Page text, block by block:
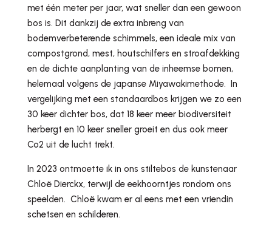
met één meter per jaar, wat sneller dan een gewoon
bos is. Dit dankzij de extra inbreng van
bodemverbeterende schimmels, een ideale mix van
compostgrond, mest, houtschilfers en stroafdekking
en de dichte aanplanting van de inheemse bomen,
helemaal volgens de japanse Miyawakimethode. In
vergelijking met een standaardbos krijgen we zo een
30 keer dichter bos, dat 18 keer meer biodiversiteit
herbergt en 10 keer sneller groeit en dus ook meer
Co2 uit de lucht trekt.
In 2023 ontmoette ik in ons stiltebos de kunstenaar
Chloë Dierckx, terwijl de eekhoorntjes rondom ons
speelden. Chloë kwam er al eens met een vriendin
schetsen en schilderen.